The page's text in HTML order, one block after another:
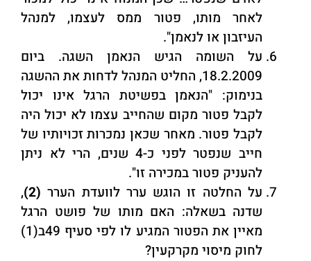
לאחר מותו, פטור ממס לעצמו, למנהל
העיזבון או לנאמן".
על השומה הגיש הנאמן השגה. ביום
18.2.2009, החליט המנהל לדחות את ההשגה
בנימוק: "הנאמן בפשיטת הרגל אינו יכול
לקבל פטור מקום שהחייב עצמו לא יכול היה
לקבל פטור. מאחר שכאן נמכרות זכויותיו של
חייב שנפטר לפני כ-4 שנים, הרי לא ניתן
להעניק פטור במכירה זו".
על החלטה זו הוגש ערר לוועדת הערר (2)
,
שדנה בשאלה: האם מותו של פושט הרגל
מאיין את הפטור המגיע לו לפי סעיף 49ב(1)
לחוק מיסוי מקרקעין?